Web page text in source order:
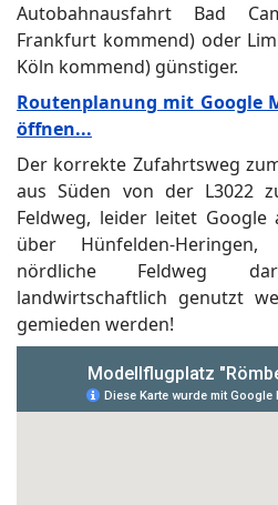
Autobahnausfahrt Bad
Frankfurt kommend) oder
Köln kommend) günstiger.
Routenplanung mit Google
öffnen...
Der korrekte Zufahrtsweg
aus Süden von der L3022
Feldweg, leider leitet Google
über Hünfelden-
nördliche Feldweg
landwirtschaftlich genutzt
gemieden werden!